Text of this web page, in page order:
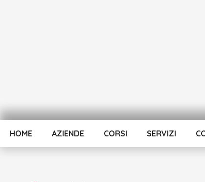
HOME AZIENDE CORSI SERVIZI